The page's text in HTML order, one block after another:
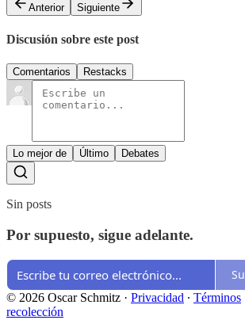
Anterior
Siguiente
Discusión sobre este post
Comentarios Restacks
Lo mejor de Último Debates
Sin posts
Por supuesto, sigue adelante.
© 2026 Oscar Schmitz · Privacidad ∙ Términos
recolección